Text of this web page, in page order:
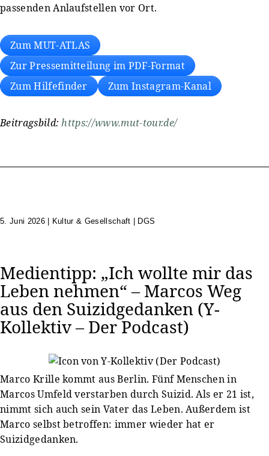
passenden Anlaufstellen vor Ort.
Zum MUT-ATLAS
Zur Pressemitteilung im PDF-Format
Zum Hilfefinder
Zum Instagram-Kanal
Beitragsbild:https://www.mut-tour.de/
5. Juni 2026| Kultur & Gesellschaft | DGS
Medientipp: „Ich wollte mir das
Leben nehmen“ – Marcos Weg
aus den Suizidgedanken (Y-
Kollektiv – Der Podcast)
Marco Krille kommt aus Berlin. Fünf Menschen in
Marcos Umfeld verstarben durch Suizid. Als er 21 ist,
nimmt sich auch sein Vater das Leben. Außerdem ist
Marco selbst betroffen: immer wieder hat er
Suizidgedanken.